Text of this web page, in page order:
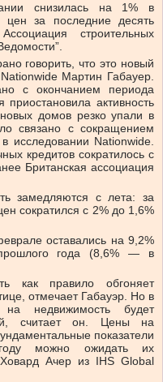
снизилась на 1% в
за последние десять
строительных
говорить, что это новый
Мартин Габауер.
c окончанием периода
активность
домов резко упали в
связано с сокращением
исследовании Nationwide.
кредитов сократилось с
Британская ассоциация
замедляются с лета: за
сократился с 2% до 1,6%
оставались на 9,2%
прошлого года (8,6% — в
как правило обгоняет
отмечает Габауэр. Но в
недвижимость будет
считает он. Цены на
показатели
можно ожидать их
Ховард Ачер из IHS Global